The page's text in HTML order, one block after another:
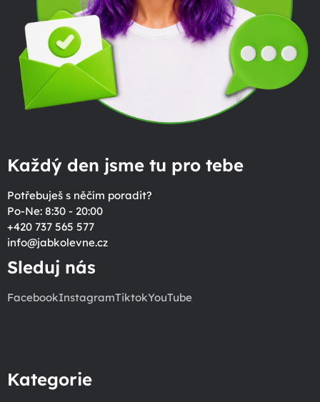
Každý den jsme tu pro tebe
Potřebuješ s něčím poradit?
Po-Ne: 8:30 - 20:00
+420 737 565 577
info@jabkolevne.cz
Sleduj nás
FacebookInstagramTiktokYouTube
Kategorie